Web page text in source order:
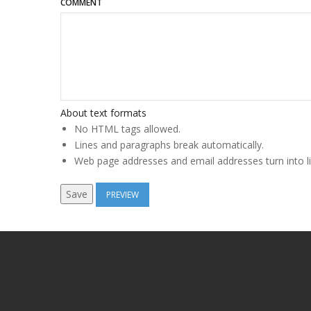
COMMENT
About text formats
No HTML tags allowed.
Lines and paragraphs break automatically.
Web page addresses and email addresses turn into